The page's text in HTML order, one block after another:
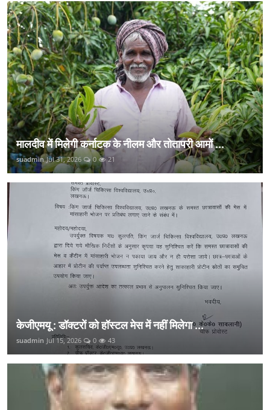
मालदीव में मिलेगी कर्नाटक के नीलम और तोतापरी आमों ...
suadmin Jul 31, 2026 0 21
केजीएमयू : डॉक्टरों को हॉस्टल मेस में नहीं मिलेगा ...
suadmin Jul 15, 2026 0 43